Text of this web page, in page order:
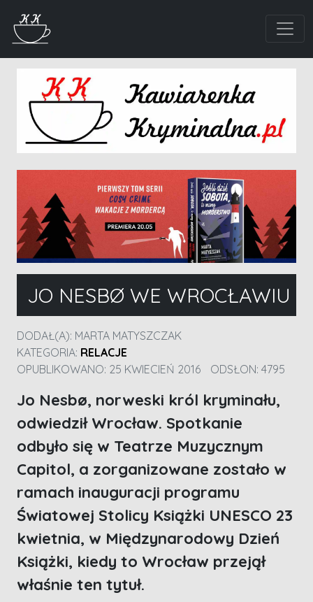
JO NESBØ WE WROCŁAWIU
DODAŁ(A): MARTA MATYSZCZAK
KATEGORIA: RELACJE
OPUBLIKOWANO: 25 KWIECIEŃ 2016
ODSŁON: 4795
Jo Nesbø, norweski król kryminału,
odwiedził Wrocław. Spotkanie
odbyło się w Teatrze Muzycznym
Capitol, a zorganizowane zostało w
ramach inauguracji programu
Światowej Stolicy Książki UNESCO 23
kwietnia, w Międzynarodowy Dzień
Książki, kiedy to Wrocław przejął
właśnie ten tytuł.